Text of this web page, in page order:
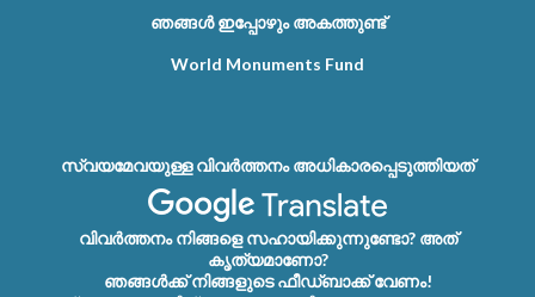
ഞങ്ങൾ ഇപ്പോഴും അകത്തുണ്ട്
World Monuments Fund
സ്വയമേവയുള്ള വിവർത്തനം അധികാരപ്പെടുത്തിയത്
വിവർത്തനം നിങ്ങളെ സഹായിക്കുന്നുണ്ടോ? അത്
കൃത്യമാണോ?
ഞങ്ങൾക്ക് നിങ്ങളുടെ ഫീഡ്‌ബാക്ക് വേണം!